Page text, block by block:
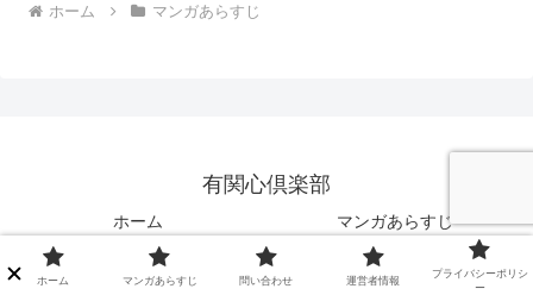
ホーム マンガあらすじ
有関心倶楽部
ホーム
マンガあらすじ
問い合わせ
運営者情報
プライバシーポリシー
ホーム マンガあらすじ 問い合わせ 運営者情報
プライバシーポリシ
ー